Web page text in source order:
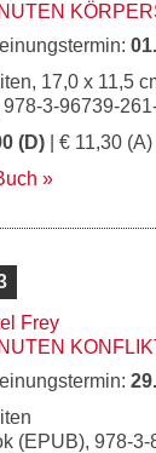
17,0 x 11,5
978-3-96739-
(D) | € 11,30 (A)
Frey
(EPUB), 978-